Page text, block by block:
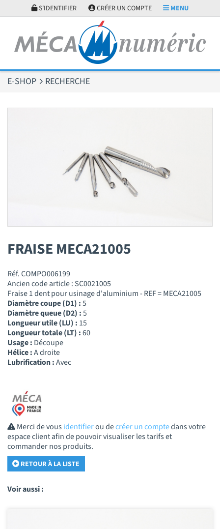
S'IDENTIFIER CRÉER UN COMPTE MENU
E-SHOP RECHERCHE
FRAISE MECA21005
Réf. COMPO006199
Ancien code article : SC0021005
Fraise 1 dent pour usinage d'aluminium - REF = MECA21005
Diamètre coupe (D1) :5
Diamètre queue (D2) :5
Longueur utile (LU) : 15
Longueur totale (LT) :60
Usage : Découpe
Hélice :A droite
Lubrification :Avec
Merci de vousidentifierou decréer un comptedans votre
espace client afin de pouvoir visualiser les tarifs et
commander nos produits.
RETOUR À LA LISTE
Voir aussi :
Panneau de gestion des cookies